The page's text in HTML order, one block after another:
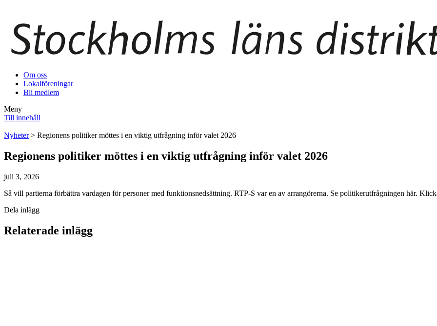
Om oss
Lokalföreningar
Bli medlem
Meny
Till innehåll
Nyheter> Regionens politiker möttes i en viktig utfrågning inför valet 2026
Regionens politiker möttes i en viktig utfrågning inför valet 2026
juli 3, 2026
Så vill partierna förbättra vardagen för personer med funktionsnedsättning. RTP-S var en av arrangörerna. Se politikerutfrågningen här.
Dela inlägg
Relaterade inlägg